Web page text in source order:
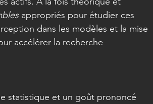
appropriés pour étudier ces
dans les modèles et la mise
accélérer la recherche
statistique et un goût prononcé